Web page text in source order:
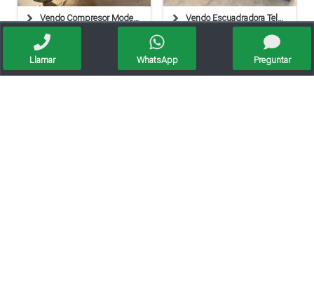
Vendo Compresor Modenesi 2 Hp Vendo Escuadradora Telescópica 3.20 M Con Incisor.
Llamar WhatsApp Preguntar